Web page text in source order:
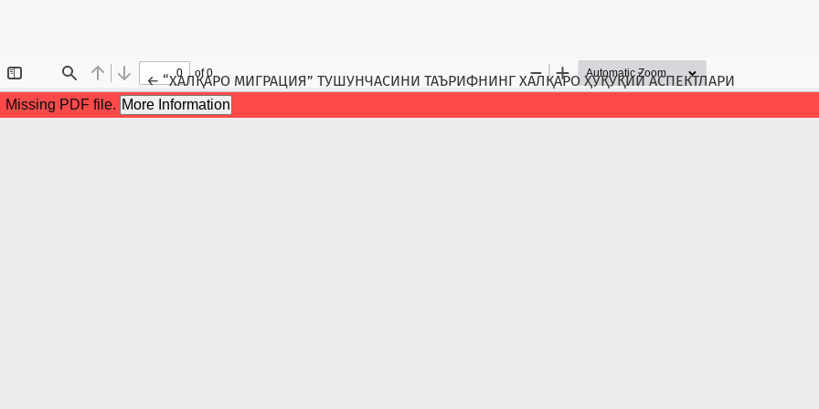
←Maqola tafsilotlariga qaytish
“ХАЛҚАРО МИГРАЦИЯ” ТУШУНЧАСИНИ ТАЪРИФНИНГ ХАЛҚАРО ҲУҚУҚИЙ АСПЕКТЛАРИ